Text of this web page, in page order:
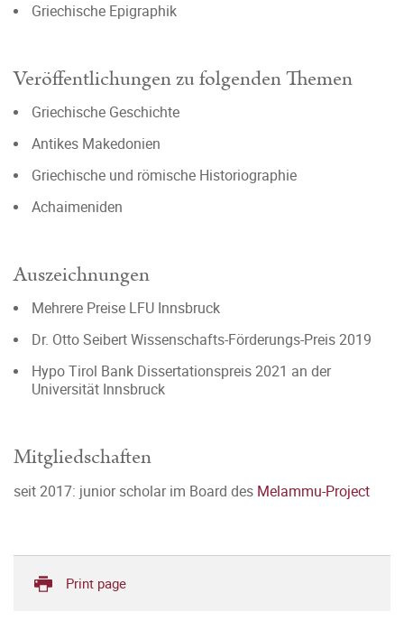
Griechische Epigraphik
Veröffentlichungen zu folgenden Themen
Griechische Geschichte
Antikes Makedonien
Griechische und römische Historiographie
Achaimeniden
Auszeichnungen
Mehrere Preise LFU Innsbruck
Dr. Otto Seibert Wissenschafts-Förderungs-Preis 2019
Hypo Tirol Bank Dissertationspreis 2021 an der
Universität Innsbruck
Mitgliedschaften
seit 2017: junior scholar im Board des Melammu-Project
Print page